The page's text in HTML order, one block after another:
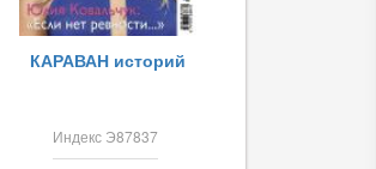
КАРАВАН историй
Индекс Э87837